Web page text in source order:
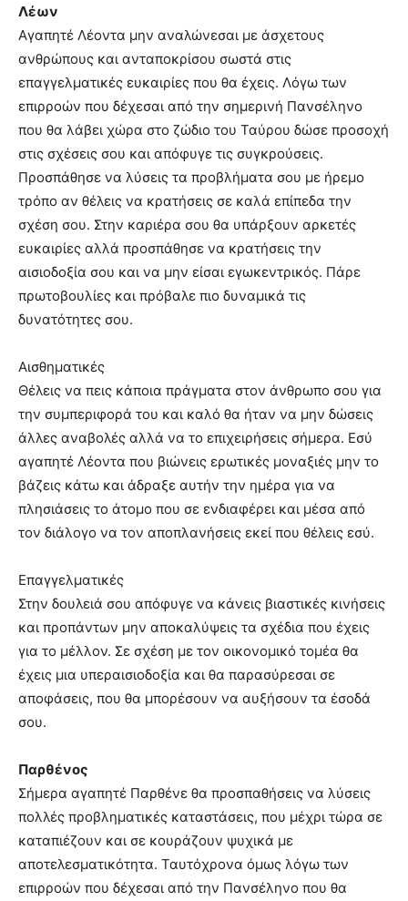
Λέων
Αγαπητέ Λέοντα μην αναλώνεσαι με άσχετους
ανθρώπους και ανταποκρίσου σωστά στις
επαγγελματικές ευκαιρίες που θα έχεις. Λόγω των
επιρροών που δέχεσαι από την σημερινή Πανσέληνο
που θα λάβει χώρα στο ζώδιο του Ταύρου δώσε προσοχή
στις σχέσεις σου και απόφυγε τις συγκρούσεις.
Προσπάθησε να λύσεις τα προβλήματα σου με ήρεμο
τρόπο αν θέλεις να κρατήσεις σε καλά επίπεδα την
σχέση σου. Στην καριέρα σου θα υπάρξουν αρκετές
ευκαιρίες αλλά προσπάθησε να κρατήσεις την
αισιοδοξία σου και να μην είσαι εγωκεντρικός. Πάρε
πρωτοβουλίες και πρόβαλε πιο δυναμικά τις
δυνατότητες σου.
Αισθηματικές
Θέλεις να πεις κάποια πράγματα στον άνθρωπο σου για
την συμπεριφορά του και καλό θα ήταν να μην δώσεις
άλλες αναβολές αλλά να το επιχειρήσεις σήμερα. Εσύ
αγαπητέ Λέοντα που βιώνεις ερωτικές μοναξιές μην το
βάζεις κάτω και άδραξε αυτήν την ημέρα για να
πλησιάσεις το άτομο που σε ενδιαφέρει και μέσα από
τον διάλογο να τον αποπλανήσεις εκεί που θέλεις εσύ.
Επαγγελματικές
Στην δουλειά σου απόφυγε να κάνεις βιαστικές κινήσεις
και προπάντων μην αποκαλύψεις τα σχέδια που έχεις
για το μέλλον. Σε σχέση με τον οικονομικό τομέα θα
έχεις μια υπεραισιοδοξία και θα παρασύρεσαι σε
αποφάσεις, που θα μπορέσουν να αυξήσουν τα έσοδά
σου.
Παρθένος
Σήμερα αγαπητέ Παρθένε θα προσπαθήσεις να λύσεις
πολλές προβληματικές καταστάσεις, που μέχρι τώρα σε
καταπιέζουν και σε κουράζουν ψυχικά με
αποτελεσματικότητα. Ταυτόχρονα όμως λόγω των
επιρροών που δέχεσαι από την Πανσέληνο που θα